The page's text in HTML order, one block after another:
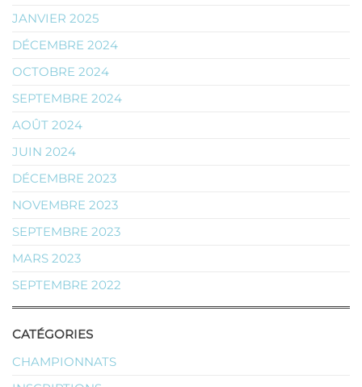
JANVIER 2025
DÉCEMBRE 2024
OCTOBRE 2024
SEPTEMBRE 2024
AOÛT 2024
JUIN 2024
DÉCEMBRE 2023
NOVEMBRE 2023
SEPTEMBRE 2023
MARS 2023
SEPTEMBRE 2022
CATÉGORIES
CHAMPIONNATS